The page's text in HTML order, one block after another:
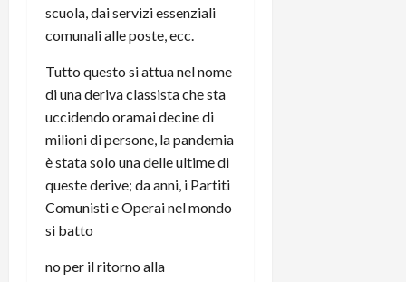
scuola, dai servizi essenziali
comunali alle poste, ecc.
Tutto questo si attua nel nome
di una deriva classista che sta
uccidendo oramai decine di
milioni di persone, la pandemia
è stata solo una delle ultime di
queste derive; da anni, i Partiti
Comunisti e Operai nel mondo
si batto
no per il ritorno alla